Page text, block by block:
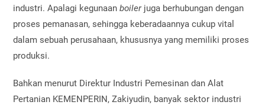
industri. Apalagi kegunaanboilerjuga berhubungan dengan
proses pemanasan, sehingga keberadaannya cukup vital
dalam sebuah perusahaan, khususnya yang memiliki proses
produksi.
Bahkan menurut Direktur Industri Pemesinan dan Alat
Pertanian KEMENPERIN, Zakiyudin, banyak sektor industri